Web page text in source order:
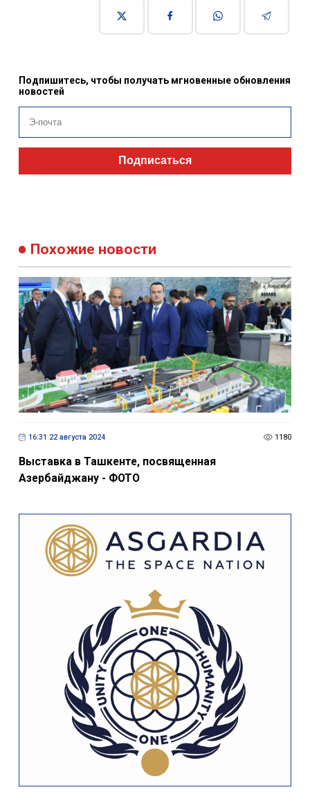
Подпишитесь, чтобы получать мгновенные обновления
новостей
Подписаться
Похожие новости
16:31 22 августа 2024 1180
Выставка в Ташкенте, посвященная
Азербайджану - ФОТО